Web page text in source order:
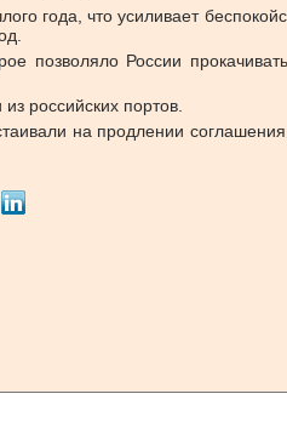
года, что усиливает
позволяло России
российских портов.
на продлении